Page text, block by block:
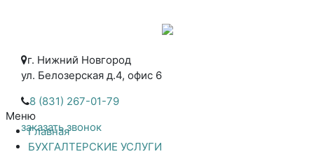
г. Нижний Новгород
ул. Белозерская д.4, офис 6
8 (831) 267-01-79
заказать звонок
Меню
Главная
БУХГАЛТЕРСКИЕ УСЛУГИ